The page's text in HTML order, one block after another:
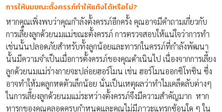
การให้นมขณะตั้งครรภ์ทำให้แท้งได้หรือไม่?
หากคุณเพิ่งพบว่าคุณกำลังตั้งครรภ์อีกครั้ง คุณอาจมีคำถามเกี่ยวกับ
การเลี้ยงลูกด้วยนมแม่ขณะตั้งครรภ์ การตรวจสอบให้แน่ใจว่าการทำ
เช่นนั้นปลอดภัยสำหรับทั้งลูกน้อยและทารกในครรภ์ที่กำลังพัฒนา
นั้นมีความจำเป็นเมื่อการตั้งครรภ์ของคุณดำเนินไป เนื่องจากการเลี้ยง
ลูกด้วยนมแม่ร่างกายจะปล่อยฮอร์โมน เช่น ฮอร์โมนออกซิโทซิน ซึ่ง
อาจทำให้มดลูกหดตัวเล็กน้อย นั่นเป็นเหตุผลว่าทำไมเคล็ดลับต่างๆ
ในการเลี้ยงลูกด้วยนมแม่ระหว่างตั้งครรภ์จึงมีความสำคัญมาก หาก
ทารกของคุณคลอดครบกำหนดและคุณไม่มีภาวะแทรกซ้อนใด ๆ ใน